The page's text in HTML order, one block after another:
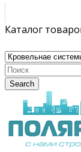
Каталог
Search